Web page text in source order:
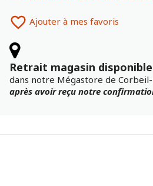
 Ajouter à mes favoris
Retrait magasin disponible
dans notre Mégastore de Corbeil-
après avoir reçu notre